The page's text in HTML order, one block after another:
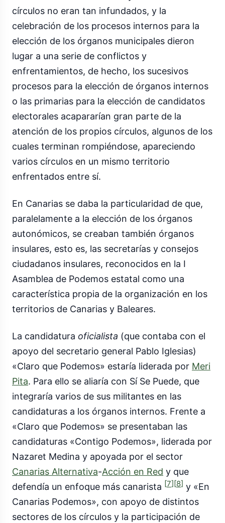
círculos no eran tan infundados, y la
celebración de los procesos internos para la
elección de los órganos municipales dieron
lugar a una serie de conflictos y
enfrentamientos, de hecho, los sucesivos
procesos para la elección de órganos internos
o las primarias para la elección de candidatos
electorales acapararían gran parte de la
atención de los propios círculos, algunos de los
cuales terminan rompiéndose, apareciendo
varios círculos en un mismo territorio
enfrentados entre sí.
En Canarias se daba la particularidad de que,
paralelamente a la elección de los órganos
autonómicos, se creaban también órganos
insulares, esto es, las secretarías y consejos
ciudadanos insulares, reconocidos en la I
Asamblea de Podemos estatal como una
característica propia de la organización en los
territorios de Canarias y Baleares.
La candidatura oficialista (que contaba con el
apoyo del secretario general Pablo Iglesias)
«Claro que Podemos» estaría liderada por Meri
Pita. Para ello se aliaría con Sí Se Puede, que
integraría varios de sus militantes en las
candidaturas a los órganos internos. Frente a
«Claro que Podemos» se presentaban las
candidaturas «Contigo Podemos», liderada por
Nazaret Medina y apoyada por el sector
Canarias Alternativa-Acción en Red y que
defendía un enfoque más canarista [7][8] y «En
Canarias Podemos», con apoyo de distintos
sectores de los círculos y la participación de